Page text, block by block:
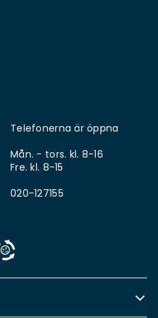
Telefonerna är öppna
Mån. - tors. kl. 8-16
Fre. kl. 8-15
020-127155